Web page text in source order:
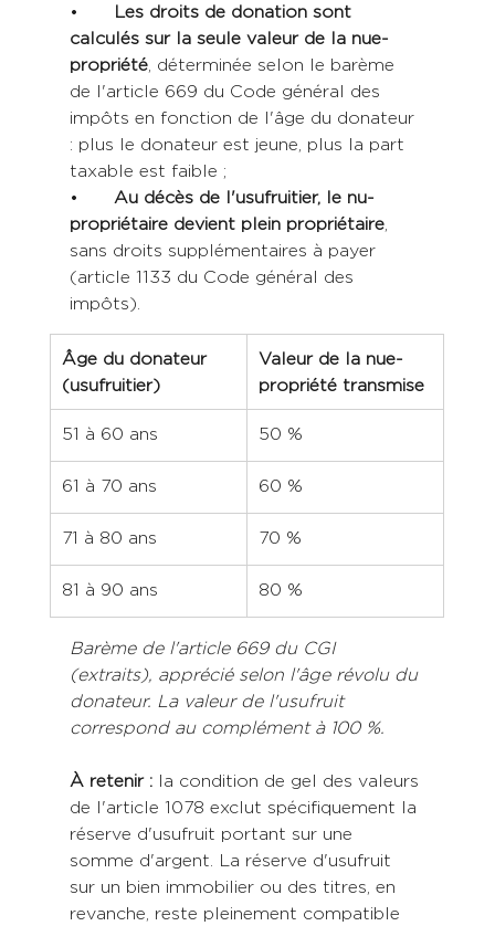
Les droits de donation sont
calculés sur la seule valeur de la nue-
propriété, déterminée selon le barème
de l'article 669 du Code général des
impôts en fonction de l'âge du donateur
: plus le donateur est jeune, plus la part
taxable est faible ;
Au décès de l'usufruitier, le nu-
propriétaire devient plein propriétaire,
sans droits supplémentaires à payer
(article 1133 du Code général des
impôts).
Âge du donateur
(usufruitier)
Valeur de la nue-
propriété transmise
51 à 60 ans 50 %
61 à 70 ans 60 %
71 à 80 ans 70 %
81 à 90 ans 80 %
Barème de l'article 669 du CGI
(extraits), apprécié selon l'âge révolu du
donateur. La valeur de l'usufruit
correspond au complément à 100 %.
À retenir : la condition de gel des valeurs
de l'article 1078 exclut spécifiquement la
réserve d'usufruit portant sur une
somme d'argent. La réserve d'usufruit
sur un bien immobilier ou des titres, en
revanche, reste pleinement compatible